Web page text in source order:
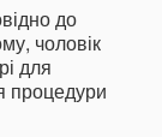
до
чоловік
для
процедури